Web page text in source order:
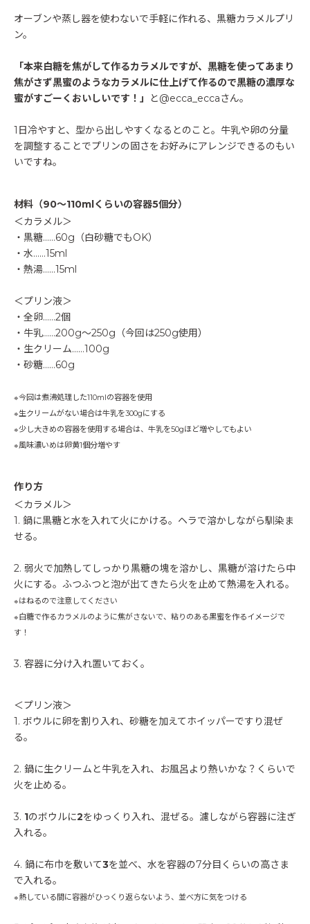
オーブンや蒸し器を使わないで手軽に作れる、黒糖カラメルプリ
ン。
「本来白糖を焦がして作るカラメルですが、黒糖を使ってあまり
焦がさず黒蜜のようなカラメルに仕上げて作るので黒糖の濃厚な
蜜がすごーくおいしいです！」
と@ecca_eccaさん。
1日冷やすと、型から出しやすくなるとのこと。牛乳や卵の分量
を調整することでプリンの固さをお好みにアレンジできるのもい
いですね。
材料（90～110mlくらいの容器5個分）
＜カラメル＞
・黒糖……60g（白砂糖でもOK）
・水……15ml
・熱湯……15ml
＜プリン液＞
・全卵……2個
・牛乳……200g～250g（今回は250g使用）
・生クリーム……100g
・砂糖……60g
※今回は煮沸処理した110mlの容器を使用
※生クリームがない場合は牛乳を300gにする
※少し大きめの容器を使用する場合は、牛乳を50gほど増やしてもよい
※風味濃いめは卵黄1個分増やす
作り方
＜カラメル＞
1. 鍋に黒糖と水を入れて火にかける。ヘラで溶かしながら馴染ま
せる。
2. 弱火で加熱してしっかり黒糖の塊を溶かし、黒糖が溶けたら中
火にする。ふつふつと泡が出てきたら火を止めて熱湯を入れる。
※はねるので注意してください
※白糖で作るカラメルのように焦がさないで、粘りのある黒蜜を作るイメージで
す！
3. 容器に分け入れ置いておく。
＜プリン液＞
1. ボウルに卵を割り入れ、砂糖を加えてホイッパーですり混ぜ
る。
2. 鍋に生クリームと牛乳を入れ、お風呂より熱いかな？くらいで
火を止める。
3. 1のボウルに2をゆっくり入れ、混ぜる。濾しながら容器に注ぎ
入れる。
4. 鍋に布巾を敷いて3を並べ、水を容器の7分目くらいの高さま
で入れる。
※熱している間に容器がひっくり返らないよう、並べ方に気をつける